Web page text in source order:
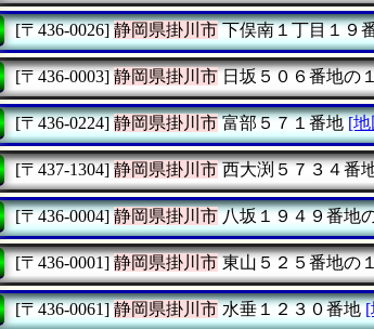
[〒436-0026] 静岡県掛川市下俣南１丁目１９
[〒436-0003] 静岡県掛川市日坂５０６番地の
[〒436-0224] 静岡県掛川市富部５７１番地 [地
[〒437-1304] 静岡県掛川市西大渕５７３４番
[〒436-0004] 静岡県掛川市八坂１９４９番地
[〒436-0001] 静岡県掛川市東山５２５番地の
[〒436-0061] 静岡県掛川市水垂１２３０番地 [